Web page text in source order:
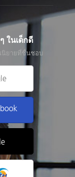
ในเด็กดี
นิยายที่ชื่นชอบ